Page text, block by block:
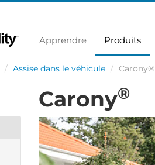
Apprendre Produits
/ Assise dans le véhicule / Carony®
Carony®